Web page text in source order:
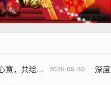
2026-05-30
递青春感恩之情 深度探